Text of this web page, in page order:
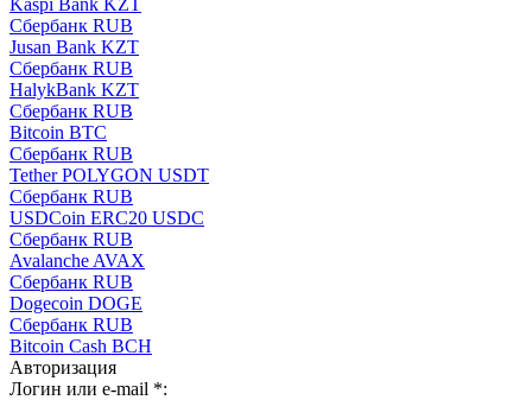
Сбербанк RUB
Jusan Bank KZT
Сбербанк RUB
HalykBank KZT
Сбербанк RUB
Bitcoin BTC
Сбербанк RUB
Tether POLYGON USDT
Сбербанк RUB
USDCoin ERC20 USDC
Сбербанк RUB
Avalanche AVAX
Сбербанк RUB
Dogecoin DOGE
Сбербанк RUB
Bitcoin Cash BCH
Авторизация
Логин или e-mail *: